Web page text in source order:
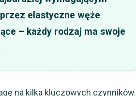
elastyczne węże
– każdy rodzaj ma swoje
na kilka kluczowych czynników.